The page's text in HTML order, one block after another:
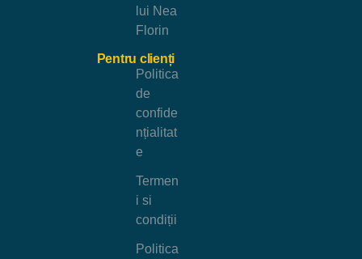
lui Nea
Florin
Pentru clienți
Politica
de
confide
nțialitat
e
Termen
i si
condiții
Politica